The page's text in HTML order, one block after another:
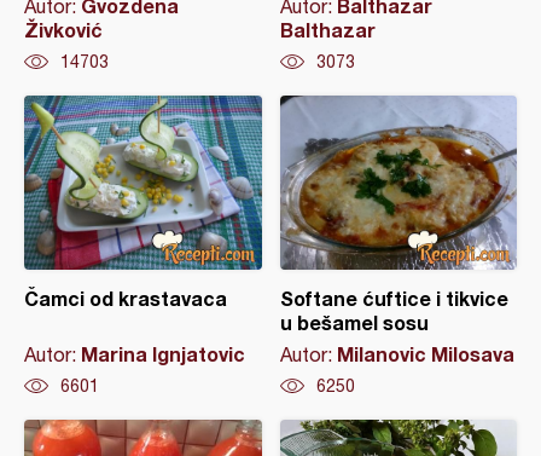
Autor: Gvozdena
Živković
14703
Autor: Balthazar
Balthazar
3073
Čamci od krastavaca
Autor: Marina Ignjatovic
6601
Softane ćuftice i tikvice
u bešamel sosu
Autor: Milanovic Milosava
6250